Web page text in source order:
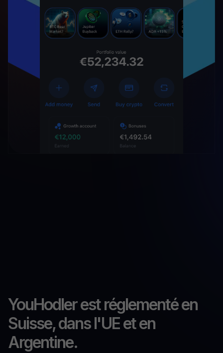
YouHodler est réglementé en
Suisse, dans l'UE et en
Argentine.